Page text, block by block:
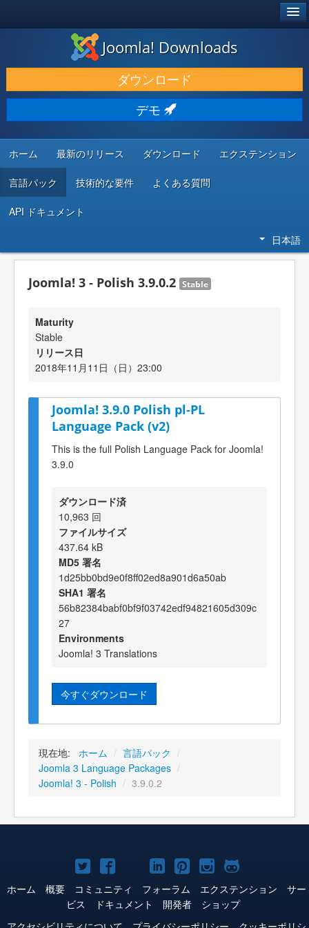
ダウンロードと機能拡張
発見と学び
コミュニティとサポート
開発者向けリソース
Joomla! Downloads
ダウンロード
デモ
ホーム 最新のリリース ダウンロード エクステンション
言語パック 技術的な要件 よくある質問
API ドキュメント
日本語
Joomla! 3 - Polish 3.9.0.2 Stable
Maturity
Stable
リリース日
2018年11月11日（日）23:00
Joomla! 3.9.0 Polish pl-PL
Language Pack (v2)
This is the full Polish Language Pack for Joomla!
3.9.0
ダウンロード済
10,963 回
ファイルサイズ
437.64 kB
MD5 署名
1d25bb0bd9e0f8ff02ed8a901d6a50ab
SHA1 署名
56b82384babf0bf9f03742edf94821605d309c
27
Environments
Joomla! 3 Translations
今すぐダウンロード
現在地: ホーム / 言語パック /
Joomla 3 Language Packages /
Joomla! 3 - Polish / 3.9.0.2
Joomla!
Twitter
Joomla!
Facebook
Joomla!
YouTube
Joomla!
LinkedIn
Joomla!
Pinterest
Joomla!
Instagram
Joomla!
GitHub
ホーム 概要 コミュニティ フォーラム エクステンション
サー
ビス
ドキュメント 開発者
ショップ